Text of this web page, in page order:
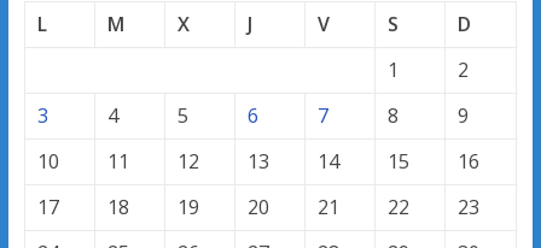
L
M X J V S
D
1
2
3
4 5 6 7 8
9
10
11 12 13 14 15
16
17
18 19 20 21 22
23